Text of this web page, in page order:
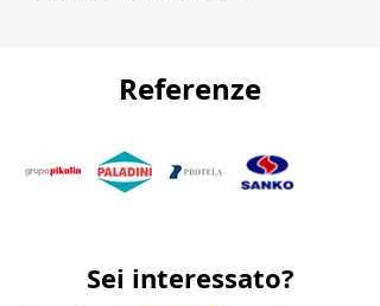
Referenze
Sei interessato?